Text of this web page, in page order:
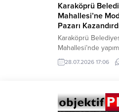
Karaköprü
Mahallesi’ne
Pazarı
Karaköprü
Mahallesi’nde
Semt Pazarı
açıldı. Seyrantepe
modern çalışma
vatandaşlara
28.07.2026 17:06